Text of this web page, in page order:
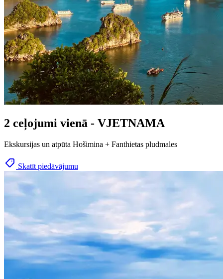
2 ceļojumi vienā - VJETNAMA
Ekskursijas un atpūta Hošimina + Fanthietas pludmales
Skatīt piedāvājumu